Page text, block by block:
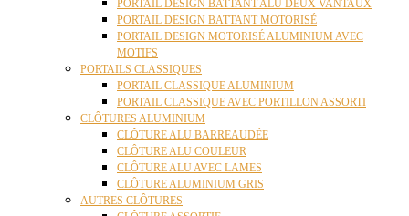
PORTAIL DESIGN BATTANT ALU DEUX VANTAUX
PORTAIL DESIGN BATTANT MOTORISÉ
PORTAIL DESIGN MOTORISÉ ALUMINIUM AVEC
MOTIFS
PORTAILS CLASSIQUES
PORTAIL CLASSIQUE ALUMINIUM
PORTAIL CLASSIQUE AVEC PORTILLON ASSORTI
CLÔTURES ALUMINIUM
CLÔTURE ALU BARREAUDÉE
CLÔTURE ALU COULEUR
CLÔTURE ALU AVEC LAMES
CLÔTURE ALUMINIUM GRIS
AUTRES CLÔTURES